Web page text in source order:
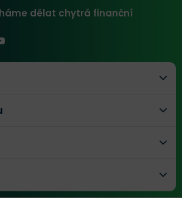
dělat chytrá finanční